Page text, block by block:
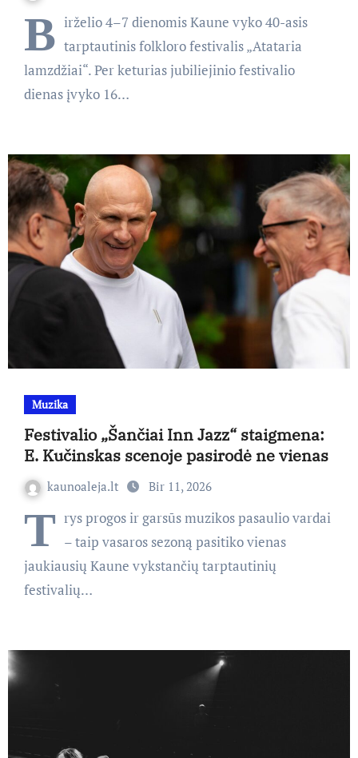
B irželio 4–7 dienomis Kaune vyko 40-asis
tarptautinis folkloro festivalis „Atataria
lamzdžiai“. Per keturias jubiliejinio festivalio
dienas įvyko 16…
Muzika
Festivalio „Šančiai Inn Jazz“ staigmena:
E. Kučinskas scenoje pasirodė ne vienas
kaunoaleja.lt Bir 11, 2026
T rys progos ir garsūs muzikos pasaulio vardai
– taip vasaros sezoną pasitiko vienas
jaukiausių Kaune vykstančių tarptautinių
festivalių…